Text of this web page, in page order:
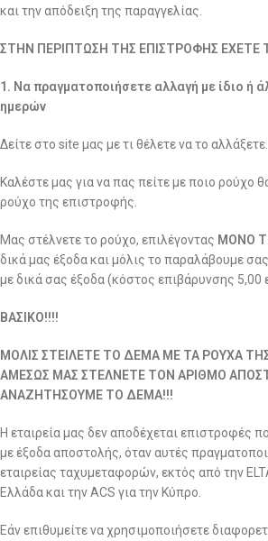
και την απόδειξη της παραγγελίας.
ΣΤΗΝ ΠΕΡΙΠΤΩΣΗ ΤΗΣ ΕΠΙΣΤΡΟΦΗΣ
1. Να πραγματοποιήσετε αλλαγή με ίδιο ή
ημερών
Δείτε στο site μας με τι θέλετε να το αλλάξετε.
Καλέστε μας για να πας πείτε με ποιο ρούχο
ρούχο της επιστροφής.
Μας στέλνετε το ρούχο, επιλέγοντας ΜΟΝΟ
δικά μας έξοδα και μόλις το παραλάβουμε
με δικά σας έξοδα (κόστος επιβάρυνσης 5,00
ΒΑΣΙΚΟ!!!!
ΜΟΛΙΣ ΣΤΕΙΛΕΤΕ ΤΟ ΔΕΜΑ ΜΕ ΤΑ ΡΟΥΧΑ
ΑΜΕΣΩΣ ΜΑΣ ΣΤΕΛΝΕΤΕ ΤΟΝ ΑΡΙΘΜΟ
ΑΝΑΖΗΤΗΣΟΥΜΕ ΤΟ ΔΕΜΑ!!!
Η εταιρεία μας δεν αποδέχεται επιστροφές
με έξοδα αποστολής, όταν αυτές
εταιρείας ταχυμεταφορών, εκτός από την
Ελλάδα και την ACS για την Κύπρο.
Εάν επιθυμείτε να χρησιμοποιήσετε